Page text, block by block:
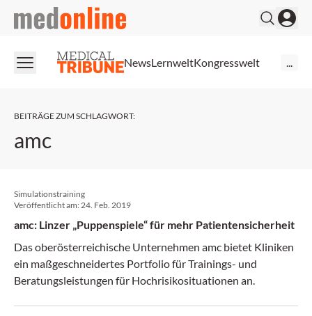
medonline
NewsLernweltKongresswelt
BEITRÄGE ZUM SCHLAGWORT:
amc
Simulationstraining
Veröffentlicht am:24. Feb. 2019
amc: Linzer „Puppenspiele“ für mehr Patientensicherheit
Das oberösterreichische Unternehmen amc bietet Kliniken
ein maßgeschneidertes Portfolio für Trainings- und
Beratungsleistungen für Hochrisikosituationen an.